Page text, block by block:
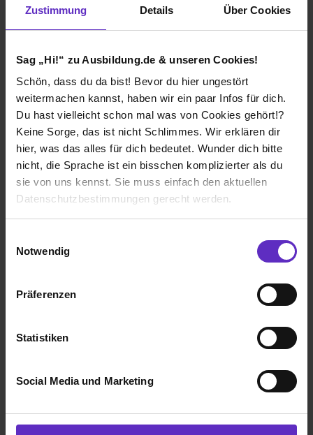
Zustimmung Details Über Cookies
Sag „Hi!“ zu Ausbildung.de & unseren Cookies!
Schön, dass du da bist! Bevor du hier ungestört
weitermachen kannst, haben wir ein paar Infos für dich.
Du hast vielleicht schon mal was von Cookies gehört!?
Keine Sorge, das ist nicht Schlimmes. Wir erklären dir
hier, was das alles für dich bedeutet. Wunder dich bitte
nicht, die Sprache ist ein bisschen komplizierter als du
sie von uns kennst. Sie muss einfach den aktuellen
Datenschutzbestimmungen gerecht werden.
Benutzung der Webseite getroffenen Einstellungen zu
Webseite zu analysieren („Statistiken“), um
Informationen zu deiner Verwendung unserer Website an
Analysen weiterzugeben und um Inhalte und Anzeigen zu
Partner führen diese Informationen möglicherweise mit
Notwendig
Präferenzen
Statistiken
Social Media und Marketing
Maximilian Zbroja
Bürokaufmann/-frau